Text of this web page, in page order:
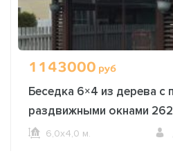
1143000 руб
Беседка 6×4 из дерева с
раздвижными окнами
6,0х4,0 м.